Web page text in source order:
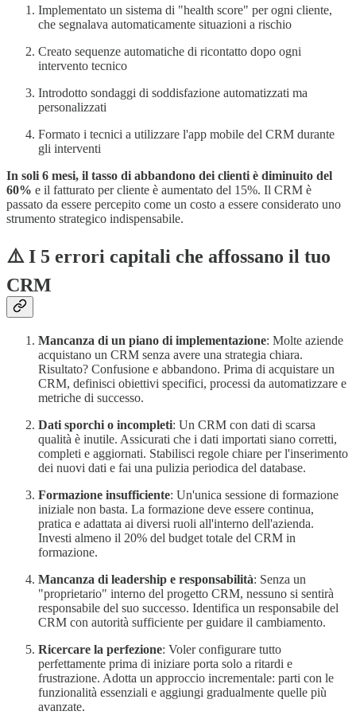
Implementato un sistema di "health score" per ogni cliente,
che segnalava automaticamente situazioni a rischio
Creato sequenze automatiche di ricontatto dopo ogni
intervento tecnico
Introdotto sondaggi di soddisfazione automatizzati ma
personalizzati
Formato i tecnici a utilizzare l'app mobile del CRM durante
gli interventi
In soli 6 mesi, il tasso di abbandono dei clienti è diminuito del
60% e il fatturato per cliente è aumentato del 15%. Il CRM è
passato da essere percepito come un costo a essere considerato uno
strumento strategico indispensabile.
⚠️ I 5 errori capitali che affossano il tuo
CRM
Mancanza di un piano di implementazione: Molte aziende
acquistano un CRM senza avere una strategia chiara.
Risultato? Confusione e abbandono. Prima di acquistare un
CRM, definisci obiettivi specifici, processi da automatizzare e
metriche di successo.
Dati sporchi o incompleti: Un CRM con dati di scarsa
qualità è inutile. Assicurati che i dati importati siano corretti,
completi e aggiornati. Stabilisci regole chiare per l'inserimento
dei nuovi dati e fai una pulizia periodica del database.
Formazione insufficiente: Un'unica sessione di formazione
iniziale non basta. La formazione deve essere continua,
pratica e adattata ai diversi ruoli all'interno dell'azienda.
Investi almeno il 20% del budget totale del CRM in
formazione.
Mancanza di leadership e responsabilità: Senza un
"proprietario" interno del progetto CRM, nessuno si sentirà
responsabile del suo successo. Identifica un responsabile del
CRM con autorità sufficiente per guidare il cambiamento.
Ricercare la perfezione: Voler configurare tutto
perfettamente prima di iniziare porta solo a ritardi e
frustrazione. Adotta un approccio incrementale: parti con le
funzionalità essenziali e aggiungi gradualmente quelle più
avanzate.